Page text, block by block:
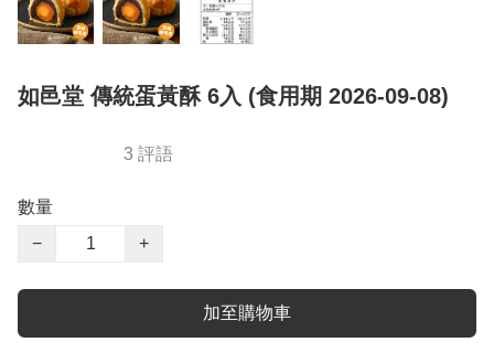
如邑堂 傳統蛋黃酥 6入 (食用期 2026-09-08)
3 評語
數量
−
+
加至購物車